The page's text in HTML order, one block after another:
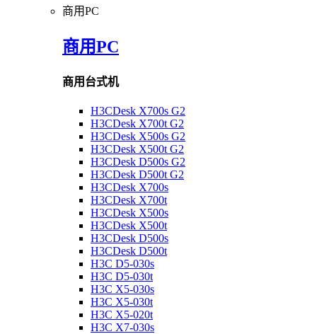
商用PC
商用PC
商用台式机
H3CDesk X700s G2
H3CDesk X700t G2
H3CDesk X500s G2
H3CDesk X500t G2
H3CDesk D500s G2
H3CDesk D500t G2
H3CDesk X700s
H3CDesk X700t
H3CDesk X500s
H3CDesk X500t
H3CDesk D500s
H3CDesk D500t
H3C D5-030s
H3C D5-030t
H3C X5-030s
H3C X5-030t
H3C X5-020t
H3C X7-030s